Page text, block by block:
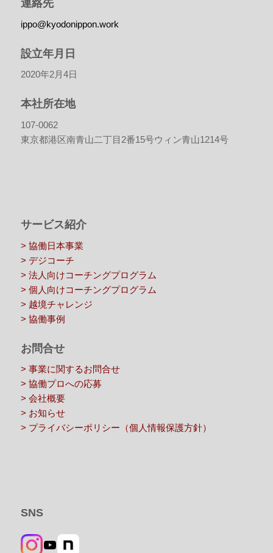
連絡先
ippo@kyodonippon.work
設立年月日
2020年2月4日
本社所在地
107-0062
東京都港区南青山二丁目2番15号ウィン青山1214号
サービス紹介
> 協働日本事業
> デジコーチ
> 法人向けコーチングプログラム
> 個人向けコーチングプログラム
> 越境チャレンジ
> 協働事例
お問合せ
> 事業に関するお問合せ
> 協働プロへの応募
> 会社概要
> お知らせ
> プライバシーポリシー（個人情報保護方針）
SNS
YouTube